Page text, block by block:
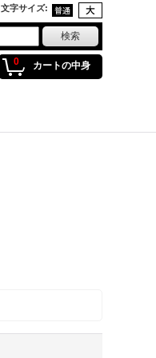
文字サイズ:
0 カートの中身